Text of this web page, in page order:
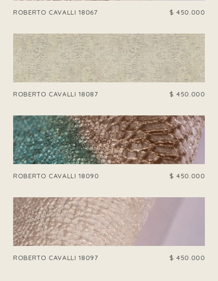
ROBERTO CAVALLI 18067 $ 450.000
ROBERTO CAVALLI 18087 $ 450.000
ROBERTO CAVALLI 18090 $ 450.000
ROBERTO CAVALLI 18097 $ 450.000